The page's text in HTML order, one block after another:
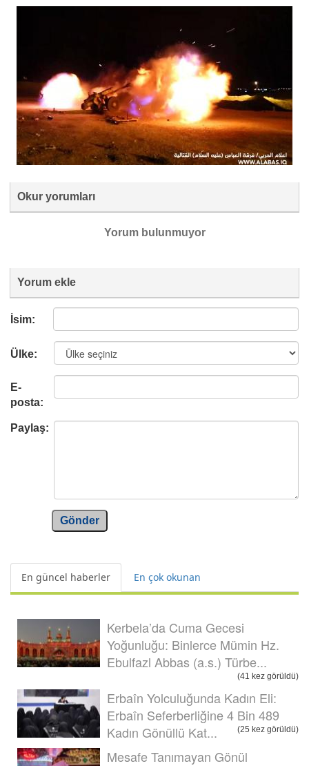
Okur yorumları
Yorum bulunmuyor
Yorum ekle
İsim:
Ülke:
E-
posta:
Paylaş:
Gönder
En güncel haberler En çok okunan
Kerbela’da Cuma Gecesi
Yoğunluğu: Binlerce Mümin Hz.
Ebulfazl Abbas (a.s.) Türbe...
(41 kez görüldü)
Erbaîn Yolculuğunda Kadın Eli:
Erbaîn Seferberliğine 4 Bin 489
Kadın Gönüllü Kat...
(25 kez görüldü)
Mesafe Tanımayan Gönül